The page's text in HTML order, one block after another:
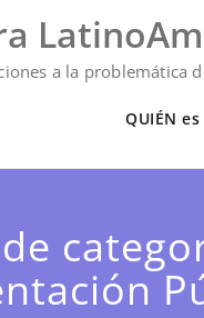
a la problemática
QUIÉN es